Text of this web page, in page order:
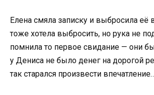
Елена смяла записку и выбросила её
тоже хотела выбросить, но рука не
помнила то первое свидание — они
у Дениса не было денег на дорогой
так старался произвести